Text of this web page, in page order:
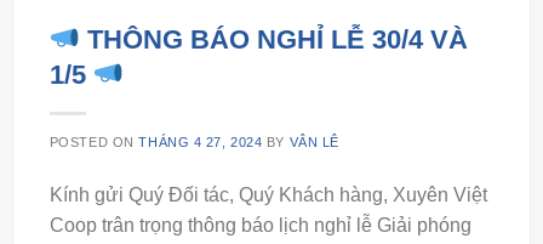
THÔNG BÁO NGHỈ LỄ 30/4 VÀ
1/5
POSTED ONTHÁNG 4 27, 2024 BY VÂN LÊ
Kính gửi Quý Đối tác, Quý Khách hàng, Xuyên Việt
Coop trân trọng thông báo lịch nghỉ lễ Giải phóng